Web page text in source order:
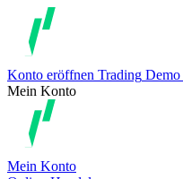
Konto eröffnen Trading Demo
Mein Konto
Mein Konto